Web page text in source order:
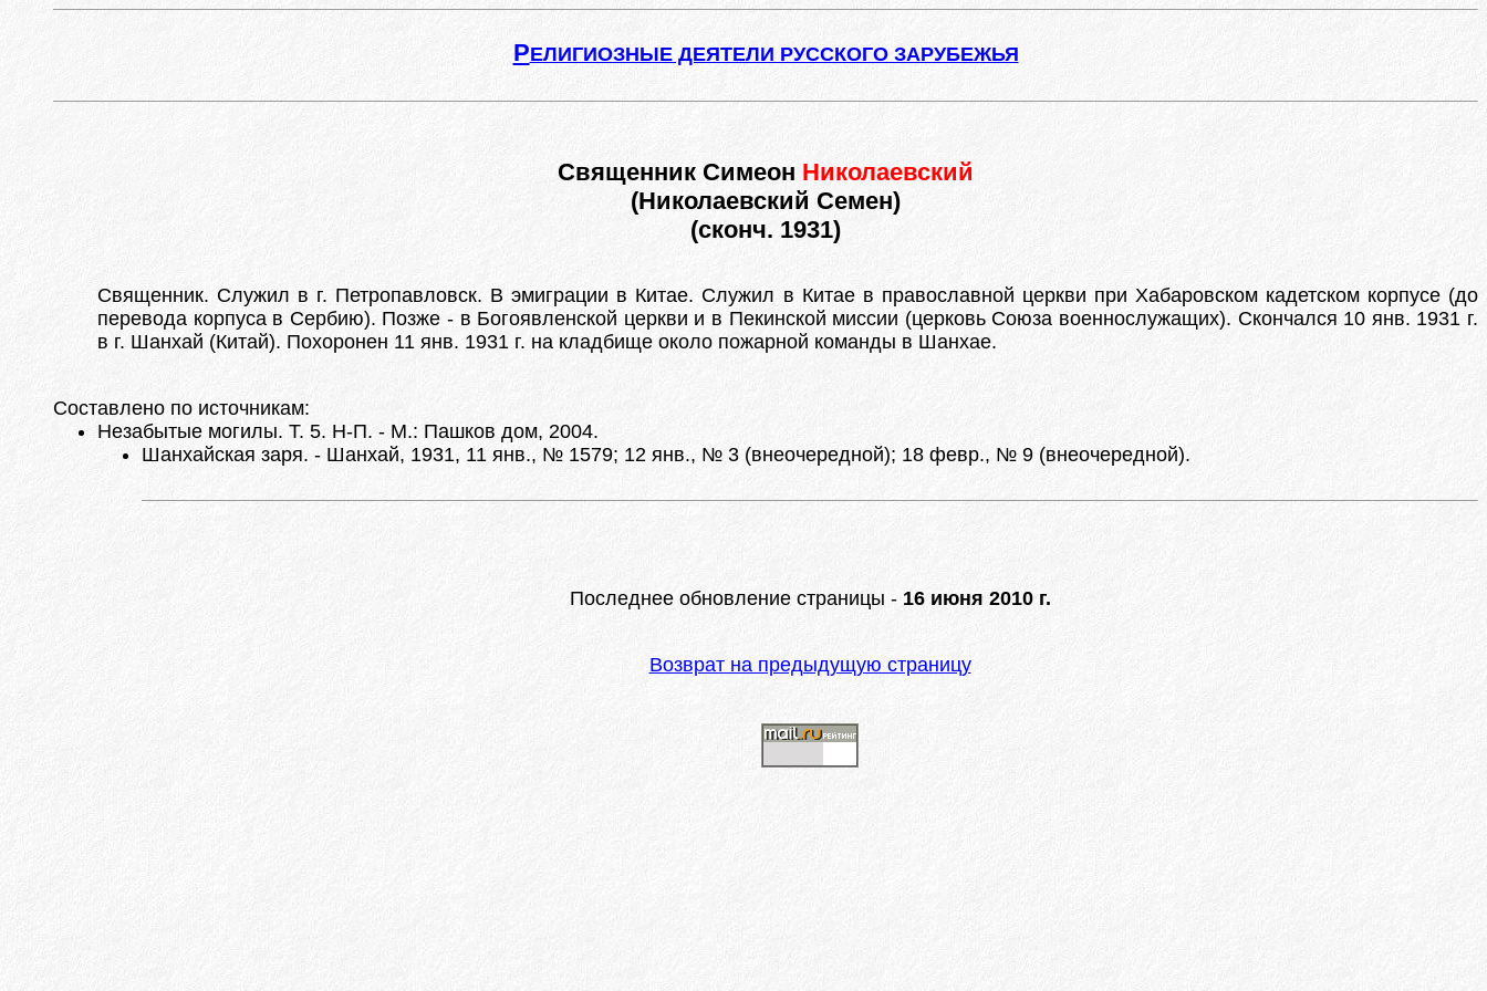
РЕЛИГИОЗНЫЕ ДЕЯТЕЛИ РУССКОГО ЗАРУБЕЖЬЯ
Священник Симеон Николаевский
(Николаевский Семен)
(сконч. 1931)
Священник. Служил в г. Петропавловск. В эмиграции в Китае. Служил в Китае в православной церкви при Хабаровском кадетском корпусе (до
перевода корпуса в Сербию). Позже - в Богоявленской церкви и в Пекинской миссии (церковь Союза военнослужащих). Скончался 10 янв. 1931 г.
в г. Шанхай (Китай). Похоронен 11 янв. 1931 г. на кладбище около пожарной команды в Шанхае.
Составлено по источникам:
Незабытые могилы. Т. 5. Н-П. - М.: Пашков дом, 2004.
Шанхайская заря. - Шанхай, 1931, 11 янв., № 1579; 12 янв., № 3 (внеочередной); 18 февр., № 9 (внеочередной).
Последнее обновление страницы - 16 июня 2010 г.
Возврат на предыдущую страницу